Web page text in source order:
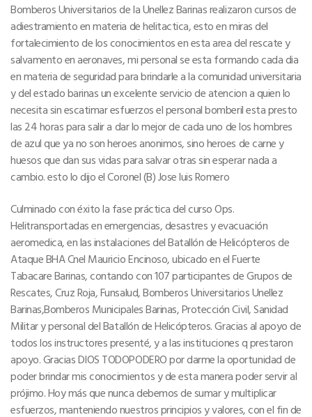
Bomberos Universitarios de la Unellez Barinas realizaron cursos de
adiestramiento en materia de helitactica, esto en miras del
fortalecimiento de los conocimientos en esta area del rescate y
salvamento en aeronaves, mi personal se esta formando cada dia
en materia de seguridad para brindarle a la comunidad universitaria
y del estado barinas un excelente servicio de atencion a quien lo
necesita sin escatimar esfuerzos el personal bomberil esta presto
las 24 horas para salir a dar lo mejor de cada uno de los hombres
de azul que ya no son heroes anonimos, sino heroes de carne y
huesos que dan sus vidas para salvar otras sin esperar nada a
cambio. esto lo dijo el Coronel (B) Jose luis Romero
Culminado con éxito la fase práctica del curso Ops.
Helitransportadas en emergencias, desastres y evacuación
aeromedica, en las instalaciones del Batallón de Helicópteros de
Ataque BHA Cnel Mauricio Encinoso, ubicado en el Fuerte
Tabacare Barinas, contando con 107 participantes de Grupos de
Rescates, Cruz Roja, Funsalud, Bomberos Universitarios Unellez
Barinas,Bomberos Municipales Barinas, Protección Civil, Sanidad
Militar y personal del Batallón de Helicópteros. Gracias al apoyo de
todos los instructores presenté, y a las instituciones q prestaron
apoyo. Gracias DIOS TODOPODERO por darme la oportunidad de
poder brindar mis conocimientos y de esta manera poder servir al
prójimo. Hoy más que nunca debemos de sumar y multiplicar
esfuerzos, manteniendo nuestros principios y valores, con el fin de